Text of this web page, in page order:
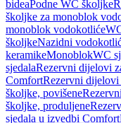
bideaPodne WC školjke
školjke za monoblok
monoblok vodokotliće
školjkeNazidni
keramikeMonoblokWC
sjedalaRezervni dijelovi
ComfortRezervni
školjke, povišene
školjke, produljene
sjedala u izvedbi Comfort